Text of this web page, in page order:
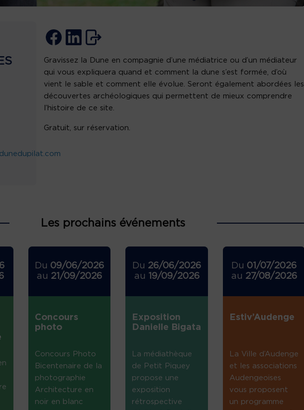
Gravissez la Dune en compagnie d’une médiatrice ou d’un médiateur
qui vous expliquera quand et comment la dune s’est formée, d’où
vient le sable et comment elle évolue. Seront également abordées les
découvertes archéologiques qui permettent de mieux comprendre
l’histoire de ce site.
Gratuit, sur réservation.
Les prochains événements
Du 09/06/2026
au 21/09/2026
Concours
photo
Concours Photo
Bicentenaire de la
photographie
Architecture en
noir en blanc
Du 26/06/2026
au 19/09/2026
Exposition
Danielle Bigata
La médiathèque
de Petit Piquey
propose une
exposition
rétrospective
Du 01/07/2026
au 27/08/2026
Estiv’Audenge
La Ville d’Audenge
et les associations
Audengeoises
vous proposent
un programme